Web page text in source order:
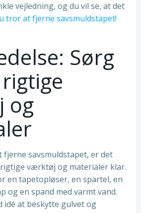
vejledning, og du vil se, at det
tror at fjerne savsmuldstapet!
Sørg
og
fjerne savsmuldstapet, er det
værktøj og materialer klar.
en tapetopløser, en spartel, en
og en spand med varmt vand.
idé at beskytte gulvet og